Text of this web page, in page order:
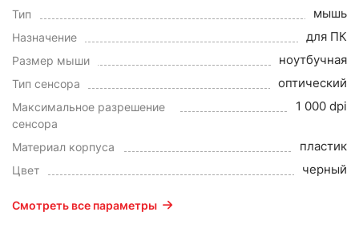
Тип мышь
Назначение для ПК
Размер мыши ноутбучная
Тип сенсора оптический
Максимальное разрешение
сенсора
1 000 dpi
Материал корпуса пластик
Цвет черный
Смотреть все параметры